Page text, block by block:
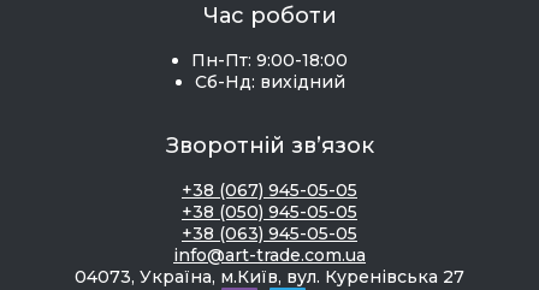
Час роботи
Пн-Пт: 9:00-18:00
Сб-Нд: вихідний
Зворотній зв’язок
+38 (067) 945-05-05
+38 (050) 945-05-05
+38 (063) 945-05-05
info@art-trade.com.ua
04073, Україна, м.Київ, вул. Куренівська 27